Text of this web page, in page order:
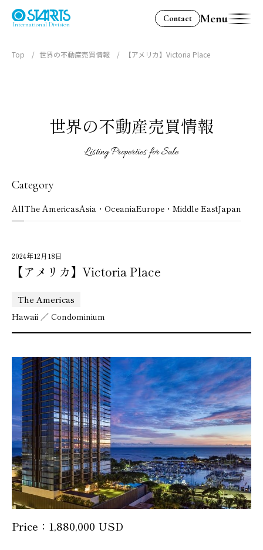
International Division
Contact Menu
Top 世界の不動産売買情報 【アメリカ】Victoria Place
世界の不動産売買情報
Listing Properties for Sale
Category
AllThe AmericasAsia・OceaniaEurope・Middle EastJapan
2024年12月18日
【アメリカ】Victoria Place
The Americas
Hawaii ／ Condominium
Price：1,880,000 USD